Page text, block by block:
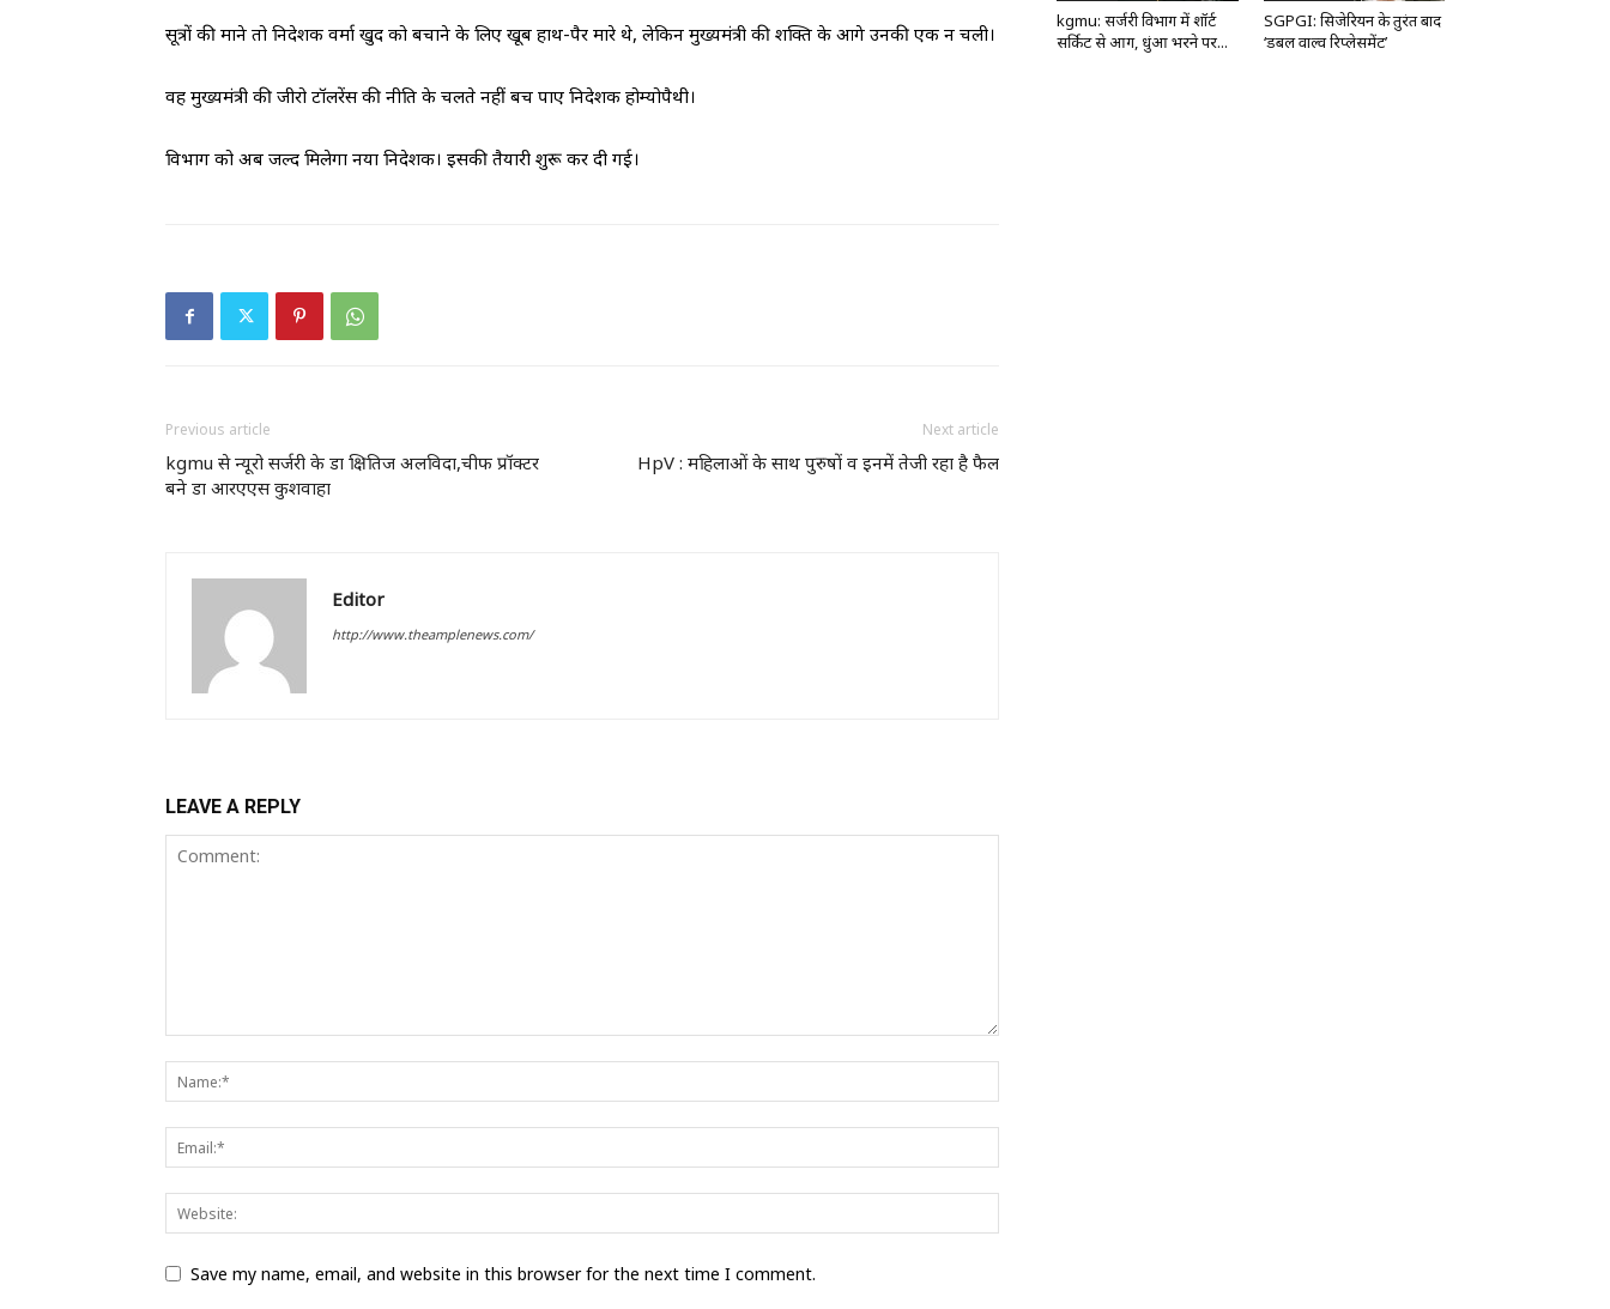
सूत्रों की माने तो निदेशक वर्मा खुद को बचाने के लिए खूब हाथ-पैर मारे थे, लेकिन मुख्यमंत्री की शक्ति के आगे उनकी एक न चली।
वह मुख्यमंत्री की जीरो टॉलरेंस की नीति के चलते नहीं बच पाए निदेशक होम्योपैथी।
विभाग को अब जल्द मिलेगा नया निदेशक। इसकी तैयारी शुरू कर दी गई।
Previous article
kgmu से न्यूरो सर्जरी के डा क्षितिज अलविदा,चीफ प्रॉक्टर
बने डा आरएएस कुशवाहा
Next article
HpV : महिलाओं के साथ पुरुषों व इनमें तेजी रहा है फैल
Editor
http://www.theamplenews.com/
LEAVE A REPLY
Save my name, email, and website in this browser for the next time I comment.
kgmu: सर्जरी विभाग में शॉर्ट
सर्किट से आग, धुंआ भरने पर...
SGPGI: सिजेरियन के तुरंत बाद
‘डबल वाल्व रिप्लेसमेंट’